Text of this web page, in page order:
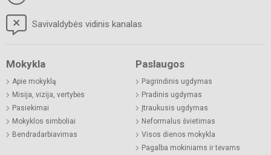
Savivaldybės vidinis kanalas
Mokykla
Apie mokyklą
Misija, vizija, vertybės
Pasiekimai
Mokyklos simboliai
Bendradarbiavimas
Paslaugos
Pagrindinis ugdymas
Pradinis ugdymas
Įtraukusis ugdymas
Neformalus švietimas
Visos dienos mokykla
Pagalba mokiniams ir tėvams